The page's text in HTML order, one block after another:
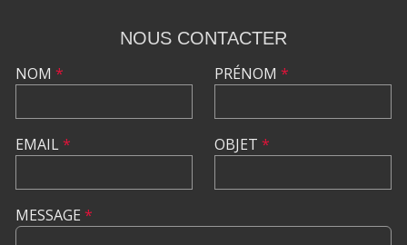
NOUS CONTACTER
NOM *
EMAIL*
PRÉNOM *
OBJET *
MESSAGE *